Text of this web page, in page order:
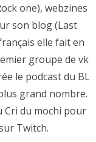
one), webzines
son blog (Last
elle fait en
groupe de vk
le podcast du BL
grand nombre.
Cri du mochi pour
Twitch.